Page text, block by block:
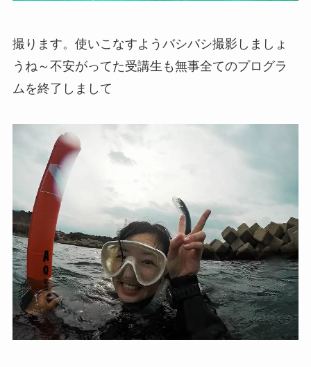
撮ります。使いこなすようバシバシ撮影しましょ
うね～不安がってた受講生も無事全てのプログラ
ムを終了しまして